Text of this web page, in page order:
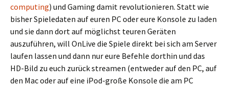
computing) und Gaming damit revolutionieren. Statt wie
bisher Spieledaten auf euren PC oder eure Konsole zu laden
und sie dann dort auf möglichst teuren Geräten
auszuführen, will OnLive die Spiele direkt bei sich am Server
laufen lassen und dann nur eure Befehle dorthin und das
HD-Bild zu euch zurück streamen (entweder auf den PC, auf
den Mac oder auf eine iPod-große Konsole die am PC